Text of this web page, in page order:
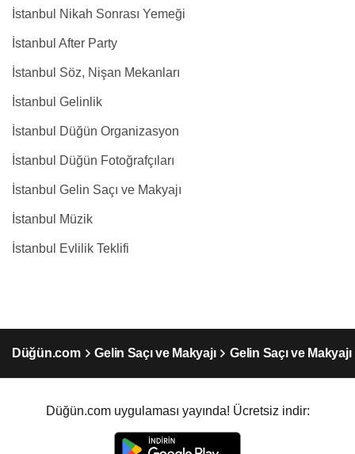
İstanbul Nikah Sonrası Yemeği
İstanbul After Party
İstanbul Söz, Nişan Mekanları
İstanbul Gelinlik
İstanbul Düğün Organizasyon
İstanbul Düğün Fotoğrafçıları
İstanbul Gelin Saçı ve Makyajı
İstanbul Müzik
İstanbul Evlilik Teklifi
Düğün.com Gelin Saçı ve Makyajı Gelin Saçı ve
Düğün.com uygulaması yayında! Ücretsiz indir: